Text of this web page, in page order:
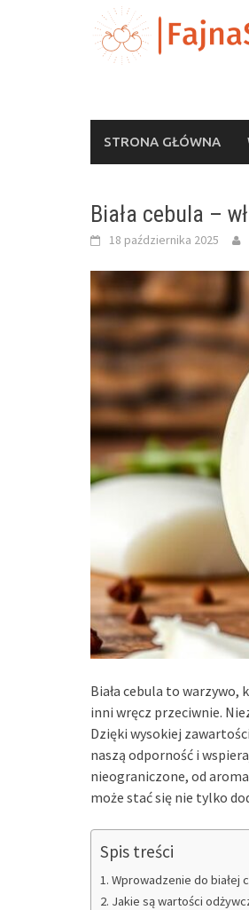
STRONA GŁÓWNA
Biała cebula –
18 października 2025
Biała cebula to warzywo,
inni wręcz przeciwnie.
Dzięki wysokiej
naszą odporność i
nieograniczone, od
może stać się nie tylko
Spis treści
Wprowadzenie do białej
Jakie są wartości